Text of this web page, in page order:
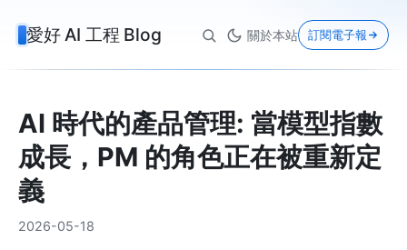
愛好 AI 工程 Blog 關於本站 訂閱電子報
AI 時代的產品管理: 當模型指數
成長，PM 的角色正在被重新定
義
2026-05-18